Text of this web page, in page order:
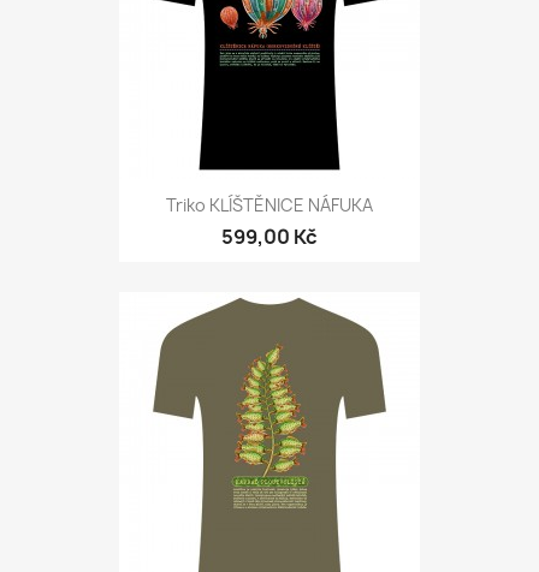
Triko KLÍŠTĚNICE NÁFUKA
599,00 Kč